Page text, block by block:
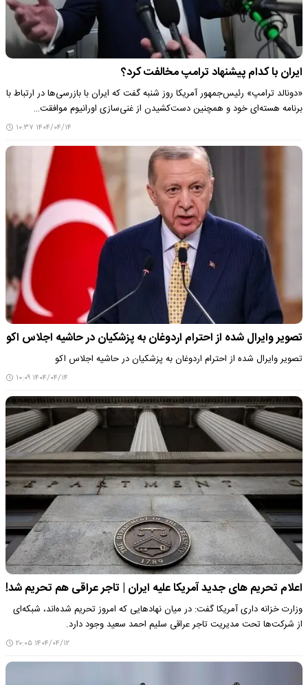
ایران با کدام پیشنهاد ترامپ مخالفت کرد؟
«دونالد ترامپ» رئیس‌جمهور آمریکا روز شنبه گفت که ایران با بازرسی‌ها در ارتباط با
برنامه هسته‌ای خود و همچنین دست‌کشیدن از غنی‌سازی اورانیوم موافقت…
۱۴۰۴/۰۴/۱۴ ۱۰:۳۷
تصویر وایرال شده از احترام اردوغان به پزشکیان در حاشیه اجلاس اکو
تصویر وایرال شده از احترام اردوغان به پزشکیان در حاشیه اجلاس اکو
۱۴۰۴/۰۴/۱۴ ۱۰:۰۹
اعلام تحریم های جدید آمریکا علیه ایران | تاجر عراقی هم تحریم شد!
وزارت خزانه داری آمریکا گفت: در میان نهادهایی که امروز تحریم شده‌اند، شبکه‌ای
از شرکت‌ها تحت مدیریت تاجر عراقی سلیم احمد سعید وجود دارد.
۱۴۰۴/۰۴/۱۲ ۲۰:۰۵